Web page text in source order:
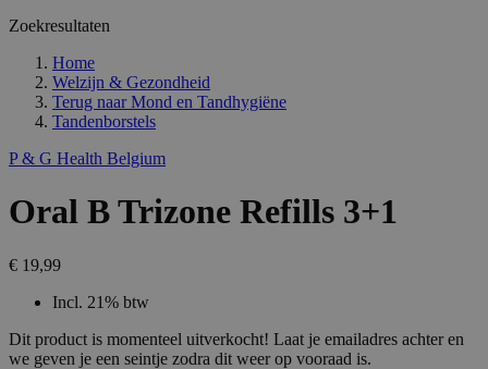
Zoekresultaten
Home
Welzijn & Gezondheid
Terug naar Mond en Tandhygiëne
Tandenborstels
P & G Health Belgium
Oral B Trizone Refills 3+1
€ 19,99
Incl. 21% btw
Dit product is momenteel uitverkocht! Laat je emailadres achter en
we geven je een seintje zodra dit weer op vooraad is.